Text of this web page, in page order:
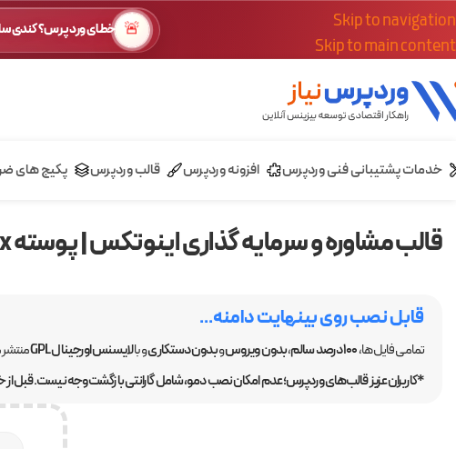
Skip to navigation
Skip to main content
🚨 خطای وردپرس؟ کندی
خدمات پشتیبانی فنی وردپرس افزونه وردپرس قالب وردپرس پکیج های
قالب مشاوره و سرمایه گذاری اینوتکس | پوسته Invetex
قابل نصب روی بینهایت دامنه...
تمامی فایل ها،100 درصد سالم ،بدون ویروسوبدون دستکاریو بالایسنس اورجینال GPL
*کاربران عزیز قالب‌های وردپرس؛ عدم امکان نصب دمو، شامل گارانتی بازگشت وجه نیست. قبل از